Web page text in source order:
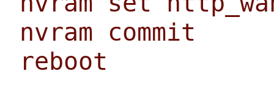
nvram commit
reboot